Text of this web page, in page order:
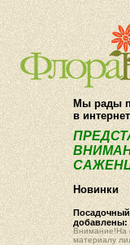
Мы рады
в
Новинки
Посадочный
добавлены:
Внимание!На
материалу